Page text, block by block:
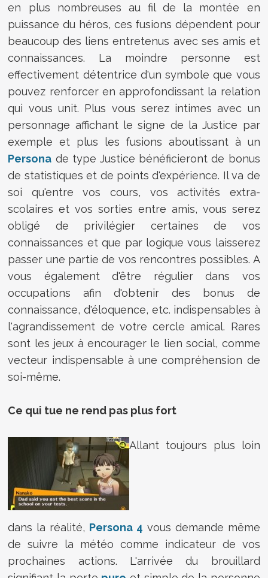
en plus nombreuses au fil de la montée en
puissance du héros, ces fusions dépendent pour
beaucoup des liens entretenus avec ses amis et
connaissances. La moindre personne est
effectivement détentrice d'un symbole que vous
pouvez renforcer en approfondissant la relation
qui vous unit. Plus vous serez intimes avec un
personnage affichant le signe de la Justice par
exemple et plus les fusions aboutissant à un
Persona de type Justice bénéficieront de bonus
de statistiques et de points d'expérience. Il va de
soi qu'entre vos cours, vos activités extra-
scolaires et vos sorties entre amis, vous serez
obligé de privilégier certaines de vos
connaissances et que par logique vous laisserez
passer une partie de vos rencontres possibles. A
vous également d'être régulier dans vos
occupations afin d'obtenir des bonus de
connaissance, d'éloquence, etc. indispensables à
l'agrandissement de votre cercle amical. Rares
sont les jeux à encourager le lien social, comme
vecteur indispensable à une compréhension de
soi-même.
Ce qui tue ne rend pas plus fort
Allant toujours plus loin
dans la réalité, Persona 4 vous demande même
de suivre la météo comme indicateur de vos
prochaines actions. L'arrivée du brouillard